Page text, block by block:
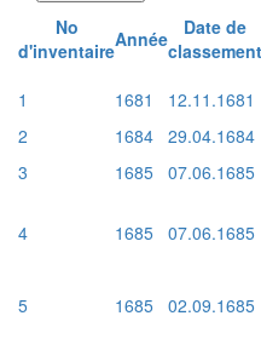
No
d'inventaireAnnée
Date de
classement
1
1681 12.11.1681
2
1684 29.04.1684
3
1685 07.06.1685
4 1685 07.06.1685
5 1685 02.09.1685